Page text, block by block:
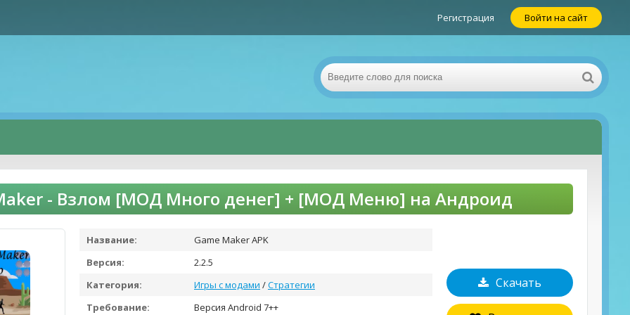
Регистрация Войти на сайт
- Взлом [МОД Много денег] + [МОД Меню] на Андроид
Скачать
Название:
Game Maker APK
Версия:
2.2.5
Категория:
Игры с модами /Стратегии
Требование:
Версия Android 7++